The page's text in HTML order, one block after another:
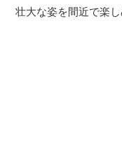
壮大な姿を間近で楽